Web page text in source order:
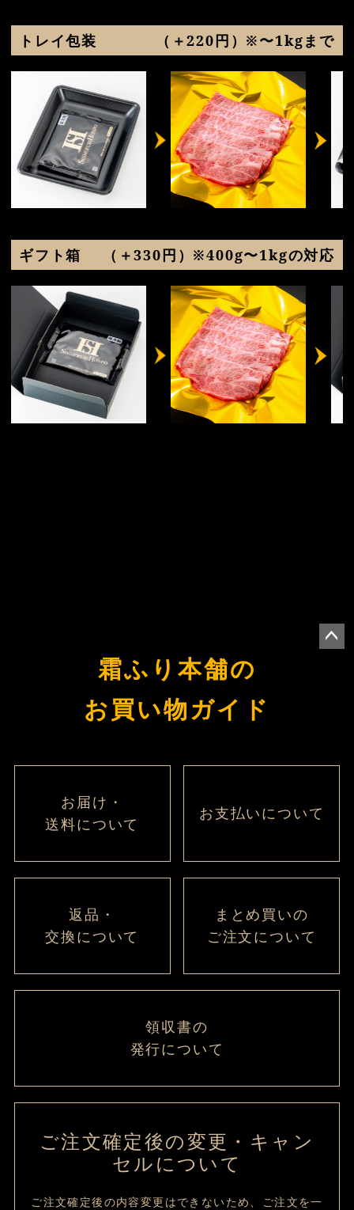
トレイ包装 （＋220円）※〜1kgまで
ギフト箱 （＋330円）※400g〜1kgの対応
霜ふり本舗の
お買い物ガイド
お届け・
送料について
お支払いについて
返品・
交換について
まとめ買いの
ご注文について
領収書の
発行について
ご注文確定後の変更・キャン
セルについて
ご注文確定後の内容変更はできないため、ご注文を一